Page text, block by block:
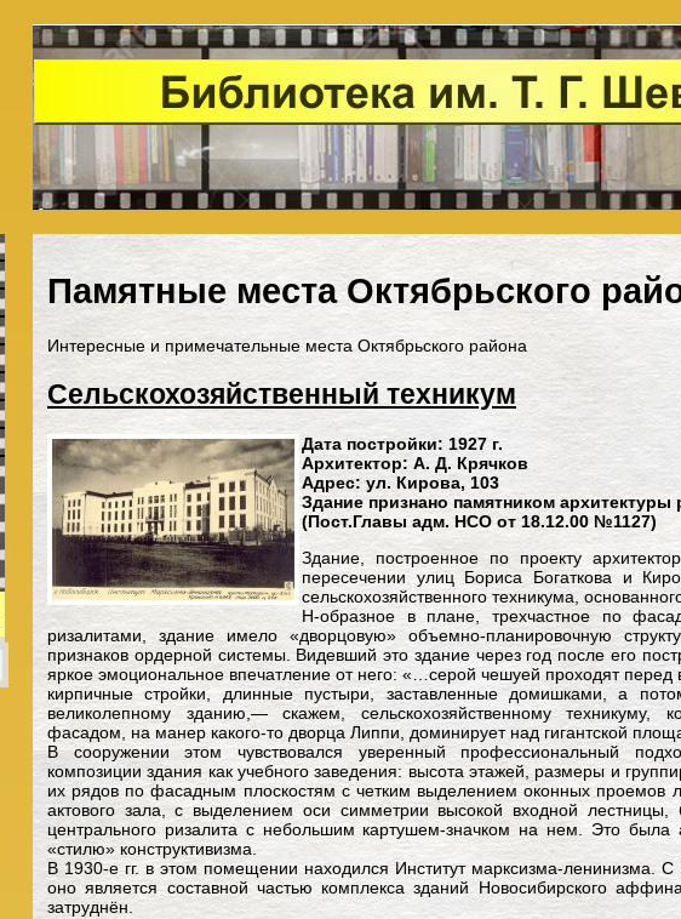
Памятные места Октябрьского
Интересные и примечательные места Октябрьского района
Сельскохозяйственный техникум
Дата постройки: 1927 г.
Архитектор: А. Д. Крячков
Адрес: ул. Кирова, 103
Здание признано памятником архитектуры
(Пост.Главы адм. НСО от 18.12.00 №1127)
Здание, построенное по проекту
пересечении улиц Бориса Богаткова и
сельскохозяйственного техникума,
Н-образное в плане, трехчастное по
ризалитами, здание имело «дворцовую» объемно-планировочную
признаков ордерной системы. Видевший это здание через год после его
яркое эмоциональное впечатление от него: «…серой чешуей проходят перед
кирпичные стройки, длинные пустыри, заставленные домишками, а
великолепному зданию,— скажем, сельскохозяйственному техникуму,
фасадом, на манер какого-то дворца Липпи, доминирует над гигантской
В сооружении этом чувствовался уверенный профессиональный
композиции здания как учебного заведения: высота этажей, размеры и
их рядов по фасадным плоскостям с четким выделением оконных проемов
актового зала, с выделением оси симметрии высокой входной лестницы,
центрального ризалита с небольшим картушем-значком на нем. Это была
«стилю» конструктивизма.
В 1930-е гг. в этом помещении находился Институт марксизма-ленинизма.
оно является составной частью комплекса зданий Новосибирского
затруднён.